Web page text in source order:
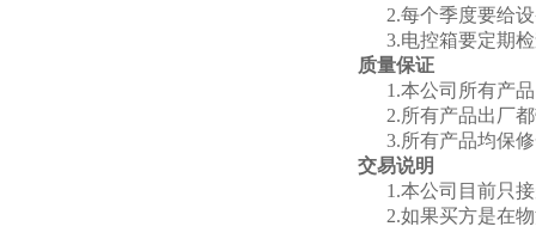
2.每个季度要给
3.电控箱要定期
质量保证
1.本公司所有产
2.所有产品出厂
3.所有产品均保
交易说明
1.本公司目前只
2.如果买方是在